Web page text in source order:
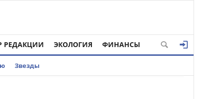
РЕДАКЦИИ ЭКОЛОГИЯ ФИНАНСЫ
Звезды